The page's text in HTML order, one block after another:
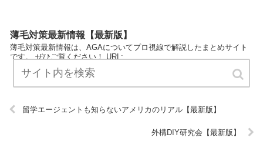
薄毛対策最新情報【最新版】
薄毛対策最新情報は、AGAについてプロ視線で解説したまとめサイト
です。 ぜひご覧ください！ URL:
留学エージェントも知らないアメリカのリアル【最新版】
外構DIY研究会【最新版】